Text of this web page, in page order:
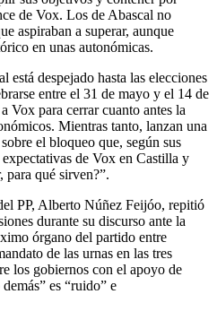
de Vox. Los de Abascal no
aspiraban a superar, aunque
en unas autonómicas.
está despejado hasta las elecciones
entre el 31 de mayo y el 14 de
Vox para cerrar cuanto antes la
Mientras tanto, lanzan una
el bloqueo que, según sus
de Vox en Castilla y
para qué sirven?”.
PP, Alberto Núñez Feijóo, repitió
durante su discurso ante la
órgano del partido entre
de las urnas en las tres
los gobiernos con el apoyo de
es “ruido” e